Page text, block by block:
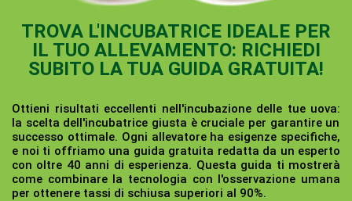
TROVA L'INCUBATRICE IDEALE PER
IL TUO ALLEVAMENTO: RICHIEDI
SUBITO LA TUA GUIDA GRATUITA!
Ottieni risultati eccellenti nell'incubazione delle tue uova:
la scelta dell'incubatrice giusta è cruciale per garantire un
successo ottimale. Ogni allevatore ha esigenze specifiche,
e noi ti offriamo una guida gratuita redatta da un esperto
con oltre 40 anni di esperienza. Questa guida ti mostrerà
come combinare la tecnologia con l'osservazione umana
per ottenere tassi di schiusa superiori al 90%.